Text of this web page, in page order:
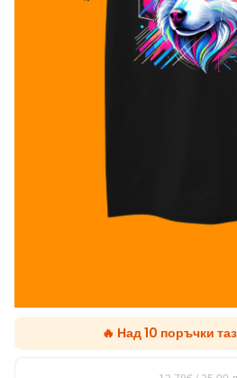
🔥 Над 10 поръчки